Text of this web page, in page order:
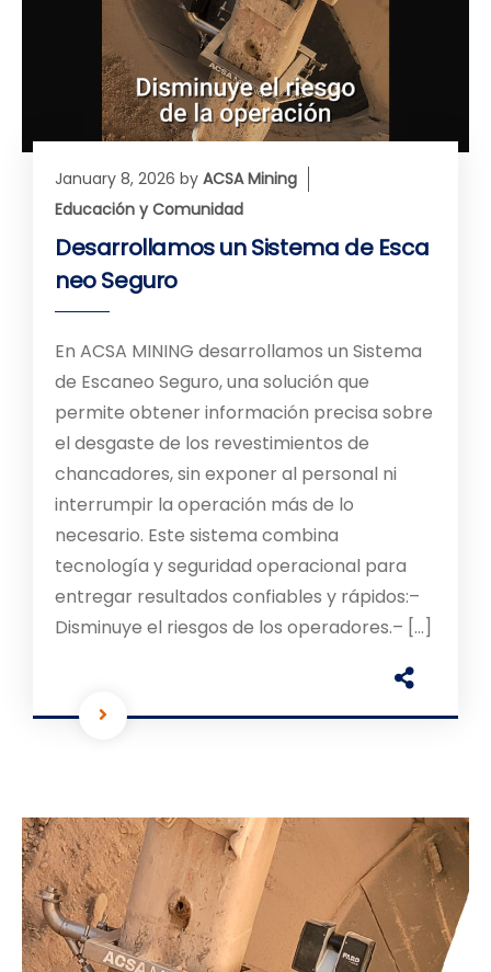
January 8, 2026 by ACSA Mining
Educación y Comunidad
Desarrollamos un Sistema de Esca
neo Seguro
En ACSA MINING desarrollamos un Sistema
de Escaneo Seguro, una solución que
permite obtener información precisa sobre
el desgaste de los revestimientos de
chancadores, sin exponer al personal ni
interrumpir la operación más de lo
necesario. Este sistema combina
tecnología y seguridad operacional para
entregar resultados confiables y rápidos:–
Disminuye el riesgos de los operadores.– […]